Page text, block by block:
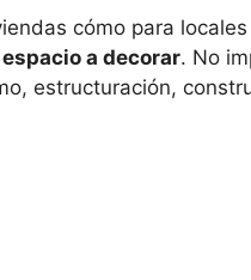
cómo para
a decorar. No
estructuración,